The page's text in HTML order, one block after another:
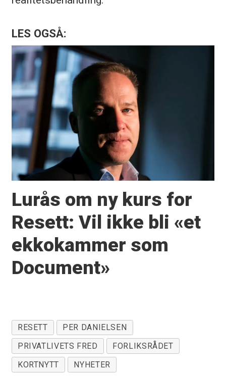
LES OGSÅ:
Lurås om ny kurs for
Resett: Vil ikke bli «et
ekkokammer som
Document»
RESETT
PER DANIELSEN
PRIVATLIVETS FRED
FORLIKSRÅDET
KORTNYTT
NYHETER